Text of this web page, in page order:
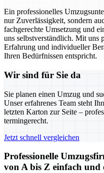
Ein professionelles
nur Zuverlässigkeit, sondern
fachgerechte Umsetzung und
uns selbstverständlich. Mit uns
Erfahrung und individueller
Ihren Bedürfnissen entspricht.
Wir sind für Sie da
Sie planen einen Umzug und
Unser erfahrenes Team steht
letzten Karton zur Seite –
termingerecht.
Jetzt schnell vergleichen
Professionelle
von A bis Z einfach und